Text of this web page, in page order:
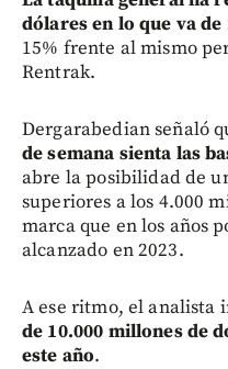
dólares en lo que va de
15% frente al mismo
Rentrak.
Dergarabedian señaló
de semana sienta las
abre la posibilidad de
superiores a los 4.000
marca que en los años
alcanzado en 2023.
A ese ritmo, el analista
de 10.000 millones de
este año.